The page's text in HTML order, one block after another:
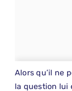
Alors qu’il ne
la question lui